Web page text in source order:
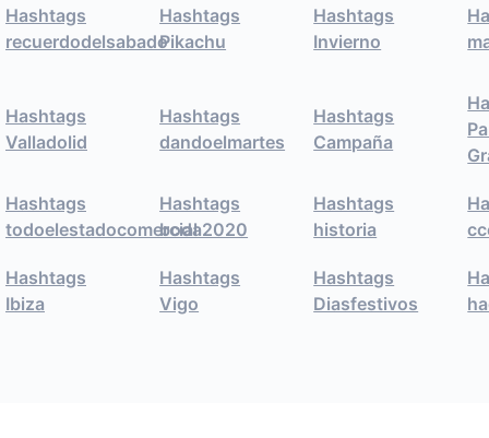
Hashtags
recuerdodelsabado
Hashtags
Pikachu
Hashtags
Invierno
Hashtags
Valladolid
Hashtags
dandoelmartes
Hashtags
Campaña
Hashtags
todoelestadocomercial
Hashtags
boda2020
Hashtags
historia
Hashtags
Ibiza
Hashtags
Vigo
Hashtags
Diasfestivos